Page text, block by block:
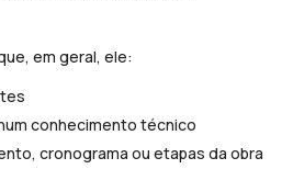
em geral, ele:
conhecimento técnico
cronograma ou etapas da obra